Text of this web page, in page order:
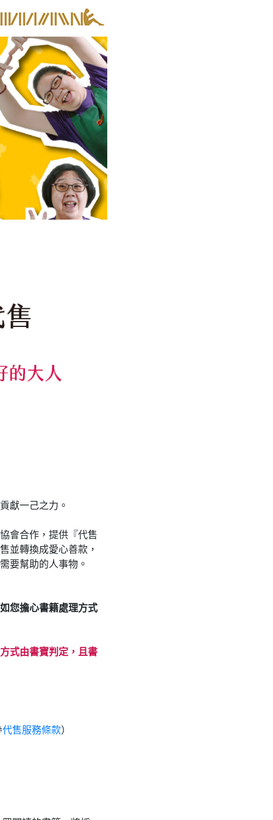
獻一己之力。
會合作，提供『代售
並轉換成愛心善款，
要幫助的人事物。
您擔心書籍處理方式
式由書寶判定，且書
代售服務條款）